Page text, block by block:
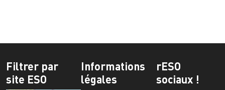
Filtrer par
site ESO
Informations
légales
rESO
sociaux !